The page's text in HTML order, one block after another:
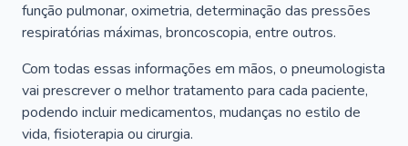
função pulmonar, oximetria, determinação das pressões
respiratórias máximas, broncoscopia, entre outros.
Com todas essas informações em mãos, o pneumologista
vai prescrever o melhor tratamento para cada paciente,
podendo incluir medicamentos, mudanças no estilo de
vida, fisioterapia ou cirurgia.